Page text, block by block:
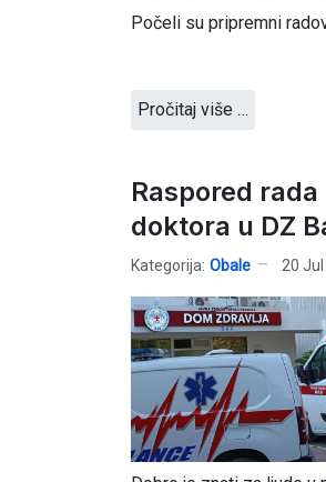
Počeli su pripremni
Pročitaj više …
Raspored rada
doktora u DZ
Kategorija: Obale 20